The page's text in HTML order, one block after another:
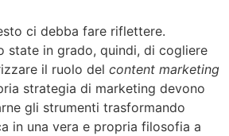
ci debba fare riflettere.
state in grado, quindi, di cogliere
il ruolo del content marketing
strategia di marketing devono
gli strumenti trasformando
in una vera e propria filosofia a